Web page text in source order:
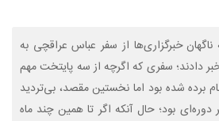
خبرگزاری‌ها از سفر عباس عراقچی به
دادند؛ سفری که اگرچه از سه پایتخت مهم
برده شده بود اما نخستین مقصد، بی‌تردید
بود؛ حال آنکه اگر تا همین چند ماه